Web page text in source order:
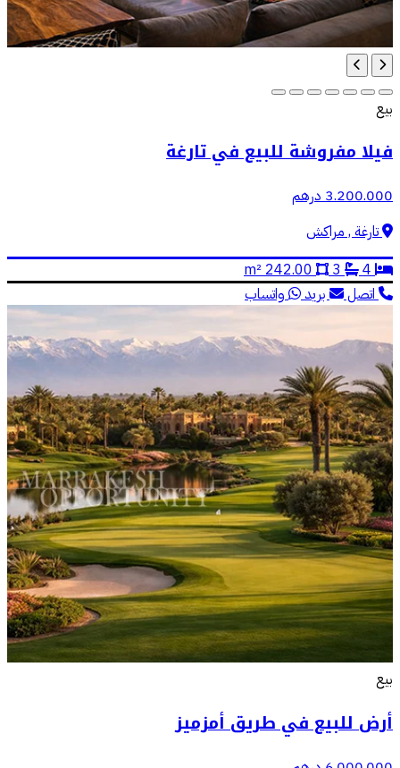
بيع
فيلا مفروشة للبيع في تارغة
3.200.000 درهم
تارغة , مراكش
4
3
242.00 m²
اتصل
بريد واتساب
بيع
أرض للبيع في طريق أمزميز